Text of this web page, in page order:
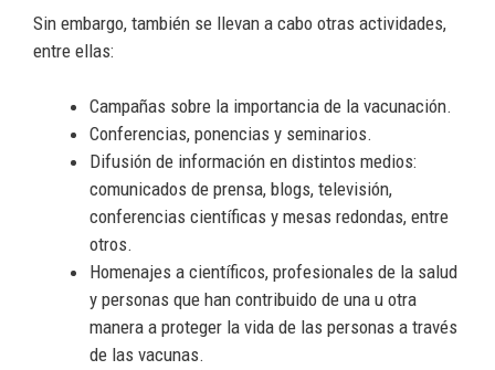
Sin embargo, también se llevan a cabo otras actividades,
entre ellas:
Campañas sobre la importancia de la vacunación.
Conferencias, ponencias y seminarios.
Difusión de información en distintos medios:
comunicados de prensa, blogs, televisión,
conferencias científicas y mesas redondas, entre
otros.
Homenajes a científicos, profesionales de la salud
y personas que han contribuido de una u otra
manera a proteger la vida de las personas a través
de las vacunas.